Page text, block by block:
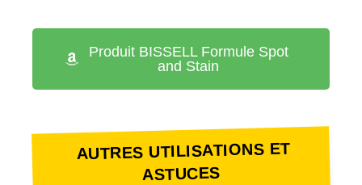
Produit BISSELL Formule Spot
and Stain
AUTRES UTILISATIONS ET
ASTUCES